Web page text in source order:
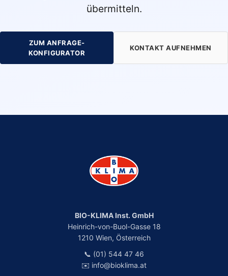
übermitteln.
ZUM ANFRAGE-
KONFIGURATOR
KONTAKT AUFNEHMEN
BIO-KLIMA Inst. GmbH
Heinrich-von-Buol-Gasse 18
1210 Wien, Österreich
📞 (01) 544 47 46
✉️ info@bioklima.at